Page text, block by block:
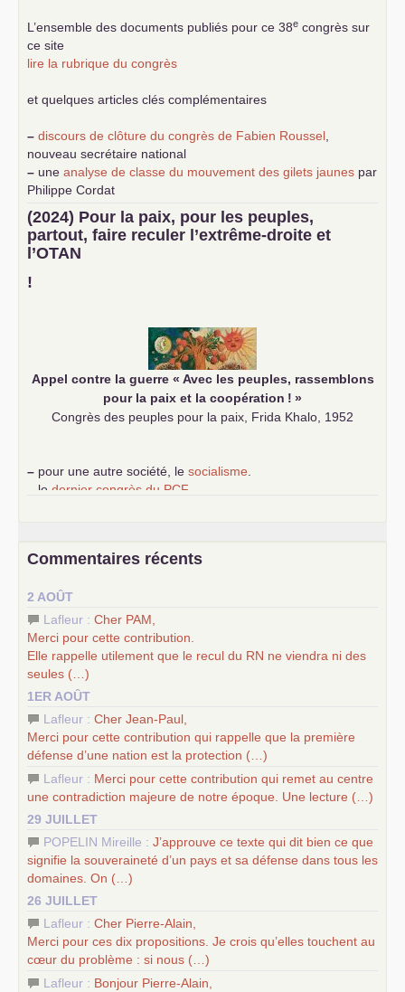
L’ensemble des documents publiés pour ce 38e congrès sur
ce site
lire la rubrique du congrès
et quelques articles clés complémentaires
– discours de clôture du congrès de Fabien Roussel
nouveau secrétaire national
– une analyse de classe du mouvement des gilets jaunes par
Philippe Cordat
–
un texte de Jean-Claude Delaunay
le marxisme est la
science sociale de notre temps
–un appel proposé aux partis communistes et ouvrier
d’Europe
–
(2024) Pour la paix, pour les peuples,
partout, faire reculer l’extrême-droite et
l’OTAN
!
Appel contre la guerre « Avec les peuples, rassemblons
pour la paix et la coopération ! »
Congrès des peuples pour la paix, Frida Khalo, 1952
– pour une autre société, le socialisme
le dernier congrès du PCF
science sociale de notre temps
d’Europe
–lescinq chantiers pour contribuer au débat sur le projet
communiste
Commentaires récents
2 AOÛT
Lafleur : Cher PAM
Merci pour cette contribution.
Elle rappelle utilement que le recul du RN ne viendra ni des
seules (…)
1ER AOÛT
Lafleur : Cher Jean-Paul,
Merci pour cette contribution qui rappelle que la première
défense d’une nation est la protection (…)
Lafleur : Merci pour cette contribution qui remet au centre
une contradiction majeure de notre époque. Une lecture (…)
29 JUILLET
POPELIN Mireille : J’approuve ce texte qui dit bien ce que
signifie la souveraineté d’un pays et sa défense dans tous les
domaines. On (…)
26 JUILLET
Lafleur : Cher Pierre-Alain,
Merci pour ces dix propositions. Je crois qu’elles touchent au
cœur du problème : si nous (…)
Lafleur : Bonjour Pierre-Alain,